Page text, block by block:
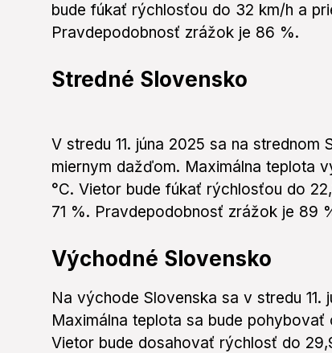
bude fúkať rýchlosťou do 32 km/h a
Pravdepodobnosť zrážok je 86 %.
Stredné Slovensko
V stredu 11. júna 2025 sa na
miernym dažďom. Maximálna teplota
°C. Vietor bude fúkať rýchlosťou do
71 %. Pravdepodobnosť zrážok je 89
Východné Slovensko
Na východe Slovenska sa v stredu
Maximálna teplota sa bude pohybovať
Vietor bude dosahovať rýchlosť do